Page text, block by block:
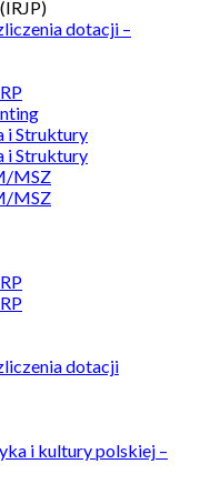
dotacji –
i Struktury
i Struktury
MSZ
MSZ
dotacji
i kultury polskiej –